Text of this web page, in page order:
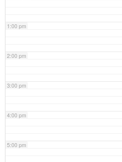
1:00 pm
2:00 pm
3:00 pm
4:00 pm
5:00 pm